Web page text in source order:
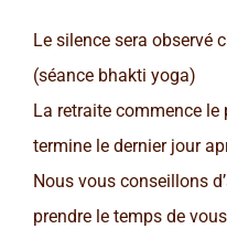
Le silence sera observé
(séance bhakti yoga)
La retraite commence le
termine le dernier jour
Nous vous conseillons
prendre le temps de